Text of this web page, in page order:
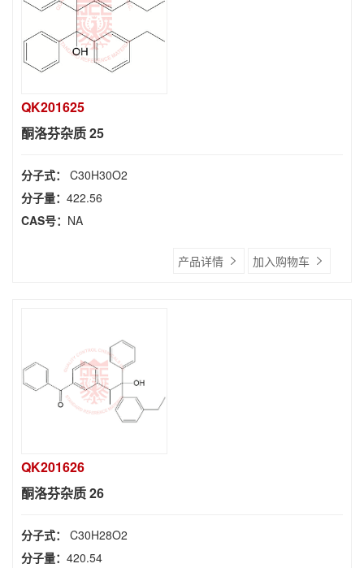
QK201625
酮洛芬杂质 25
分子式： C30H30O2
分子量： 422.56
CAS号： NA
产品详情 加入购物车
QK201626
酮洛芬杂质 26
分子式： C30H28O2
分子量： 420.54